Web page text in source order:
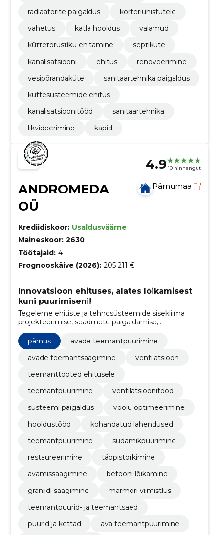
radiaatorite paigaldus
korteriühistutele
vahetus
katla hooldus
valamud
küttetorustiku ehitamine
septikute
kanalisatsiooni
ehitus
renoveerimine
vesipõrandaküte
sanitaartehnika paigaldus
küttesüsteemide ehitus
kanalisatsioonitööd
sanitaartehnika
likvideerimine
kapid
4.9 10 hinnangut
ANDROMEDA
OÜ
Pärnumaa
Krediidiskoor: Usaldusväärne
Maineskoor: 2630
Töötajaid: 4
Prognooskäive (2026): 205 211 €
Innovatsioon ehituses, alates lõikamisest
kuni puurimiseni!
Tegeleme ehitiste ja tehnosüsteemide sisekliima
projekteerimise, seadmete paigaldamise,
teemantpuurimise ja teemantsaagimise ning
ventilatsioonitööde teostamisega.
pärnus
avade teemantpuurimine
avade teemantsaagimine
ventilatsioon
teemanttooted ehitusele
teemantpuurimine
ventilatsioonitööd
süsteemi paigaldus
voolu optimeerimine
hooldustööd
kohandatud lahendused
teemantpuurimine
südamikpuurimine
restaureerimine
täppistorkimine
avamissaagimine
betooni lõikamine
graniidi saagimine
marmori viimistlus
teemantpuurid- ja teemantsaed
puurid ja kettad
ava teemantpuurimine